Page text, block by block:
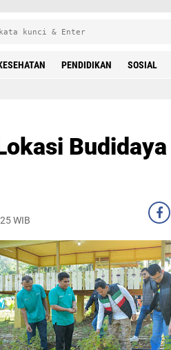
PENDIDIKAN SOSIAL
WIB